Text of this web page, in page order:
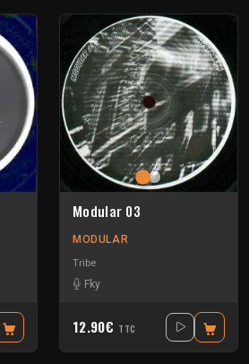
Modular 03
MODULAR
Tribe
Fky
12.90€ TTC